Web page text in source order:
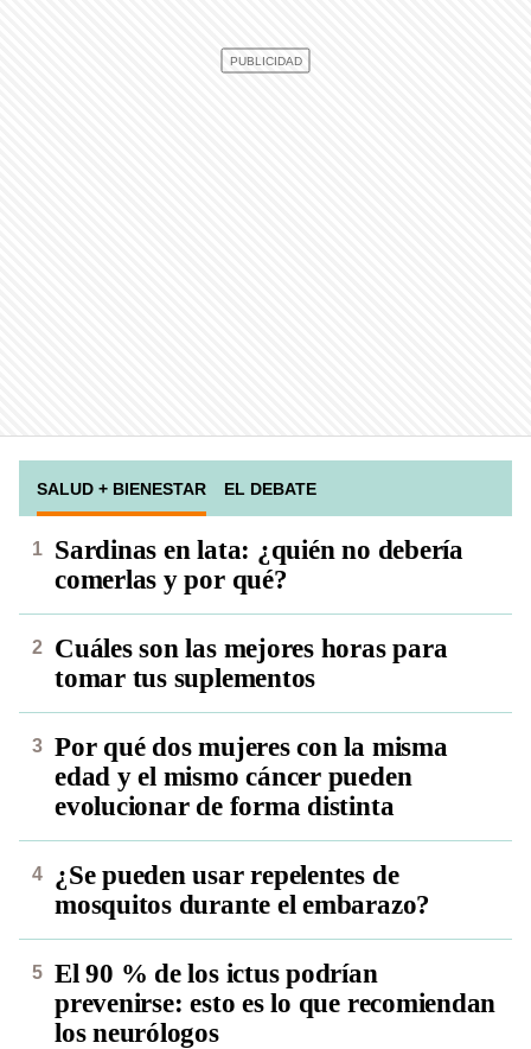
SALUD + BIENESTAR EL DEBATE
Sardinas en lata: ¿quién no debería
comerlas y por qué?
Cuáles son las mejores horas para
tomar tus suplementos
Por qué dos mujeres con la misma
edad y el mismo cáncer pueden
evolucionar de forma distinta
¿Se pueden usar repelentes de
mosquitos durante el embarazo?
El 90 % de los ictus podrían
prevenirse: esto es lo que recomiendan
los neurólogos